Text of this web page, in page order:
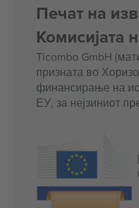
Печат на
Комисијата
Ticombo GmbH
призната во
финансирање на
ЕУ, за нејзиниот